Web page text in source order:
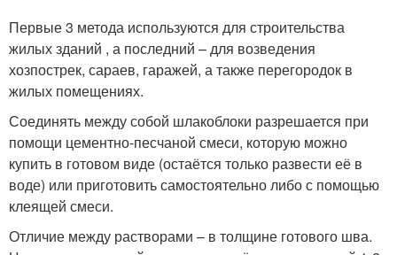
Первые 3 метода используются для строительства
жилых зданий , а последний – для возведения
хозпострек, сараев, гаражей, а также перегородок в
жилых помещениях.
Соединять между собой шлакоблоки разрешается при
помощи цементно-песчаной смеси, которую можно
купить в готовом виде (остаётся только развести её в
воде) или приготовить самостоятельно либо с помощью
клеящей смеси.
Отличие между растворами – в толщине готового шва.